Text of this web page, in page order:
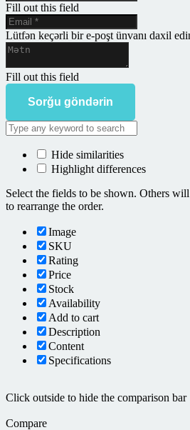
Fill out this field
Lütfən keçərli bir e-poşt ünvanı daxil
Fill out this field
Sorğu göndərin
Hide similarities
Highlight differences
Select the fields to be shown. Others
to rearrange the order.
Image
SKU
Rating
Price
Stock
Availability
Add to cart
Description
Content
Specifications
Click outside to hide the comparison bar
Compare